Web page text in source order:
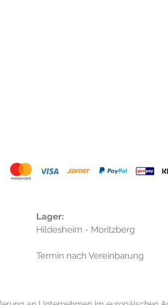
Lager:
Hildesheim - Moritzberg
Termin nach Vereinbarung